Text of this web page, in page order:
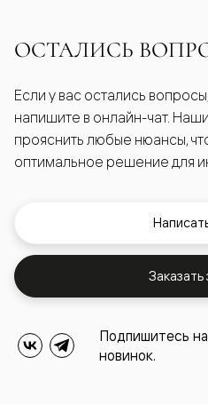
ОСТАЛИСЬ
Если у вас остались
напишите в онлайн-чат.
прояснить любые нюансы,
оптимальное решение для
Заказать
Подпишитесь
новинок.